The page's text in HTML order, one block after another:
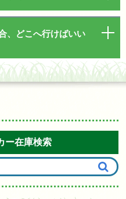
、どこへ行けばいい
ー在庫検索